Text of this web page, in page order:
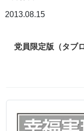
2013.08.15
党員限定版（タブ